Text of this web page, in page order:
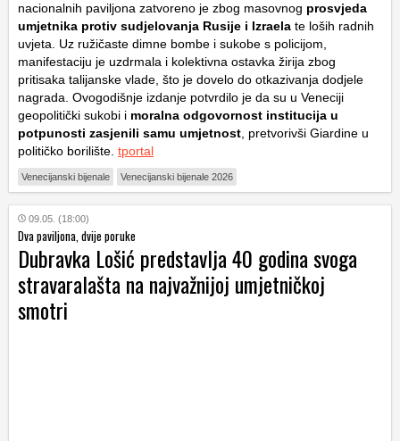
nacionalnih paviljona zatvoreno je zbog masovnog prosvjeda
umjetnika protiv sudjelovanja Rusije i Izraela te loših radnih
uvjeta. Uz ružičaste dimne bombe i sukobe s policijom,
manifestaciju je uzdrmala i kolektivna ostavka žirija zbog
pritisaka talijanske vlade, što je dovelo do otkazivanja dodjele
nagrada. Ovogodišnje izdanje potvrdilo je da su u Veneciji
geopolitički sukobi i moralna odgovornost institucija u
potpunosti zasjenili samu umjetnost, pretvorivši Giardine u
političko borilište. tportal
Venecijanski bijenale Venecijanski bijenale 2026
09.05. (18:00)
Dva paviljona, dvije poruke
Dubravka Lošić predstavlja 40 godina svoga
stravaralašta na najvažnijoj umjetničkoj
smotri